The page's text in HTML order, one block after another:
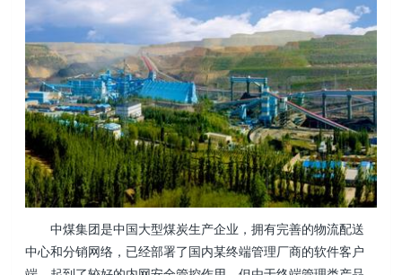
中煤集团是中国大型煤炭生产企业，拥有完善的物流配送
中心和分销网络，已经部署了国内某终端管理厂商的软件客户